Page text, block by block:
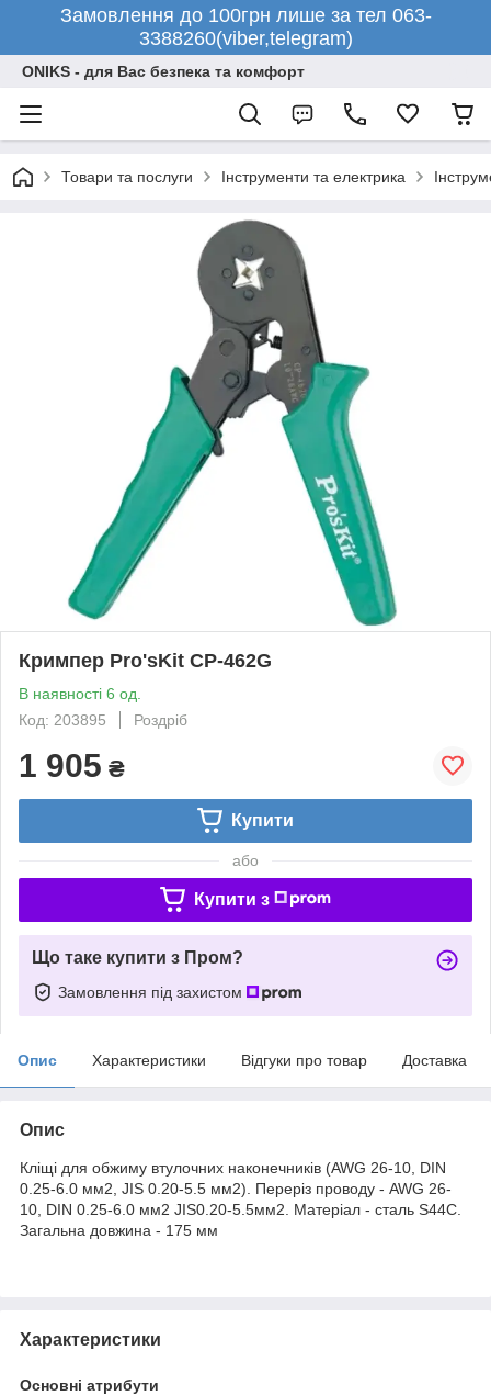
Замовлення до 100грн лише за тел 063-
3388260(viber,telegram)
ONIKS - для Вас безпека та комфорт
Товари та послуги Інструменти та електрика
Кримпер Pro'sKit CP-462G
В наявності 6 од.
Код: 203895
Роздріб
1 905 ₴
Купити
або
Купити з
Що таке купити з Пром?
Замовлення під захистом
Опис Характеристики Відгуки про товар Доставка
Опис
Кліщі для обжиму втулочних наконечників (AWG 26-10, DIN
0.25-6.0 мм2, JIS 0.20-5.5 мм2). Переріз проводу - AWG 26-
10, DIN 0.25-6.0 мм2 JIS0.20-5.5мм2. Матеріал - сталь S44С.
Загальна довжина - 175 мм
Характеристики
Основні атрибути